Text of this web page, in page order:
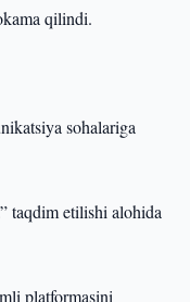
qilindi.
sohalariga
taqdim etilishi alohida
platformasini